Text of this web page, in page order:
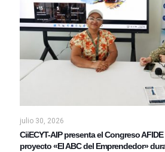
julio 30, 2026
CiiECYT-AIP presenta el Congreso
proyecto «El ABC del Emprendedor»